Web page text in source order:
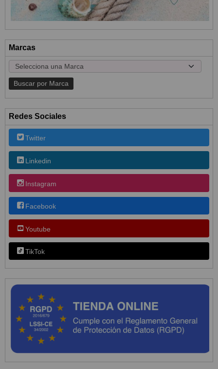
Marcas
Redes Sociales
Twitter
Linkedin
Instagram
Facebook
Youtube
TikTok